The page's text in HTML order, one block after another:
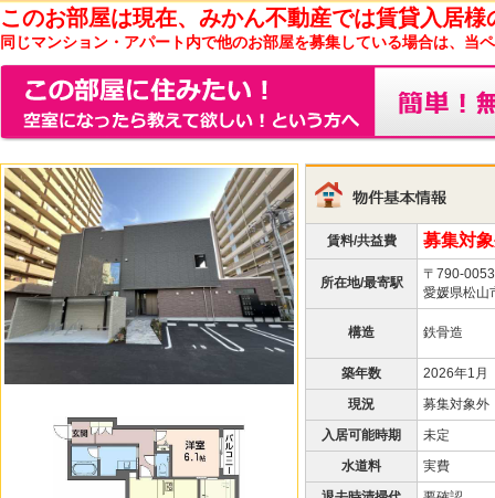
このお部屋は現在、みかん不動産では賃貸入居
同じマンション・アパート内で他のお部屋を募集している場合は、当
賃料/共益費 募集対
所在地/最寄駅
〒790-0053
愛媛県松山
構造 鉄骨造
築年数
2026年1
現況
募集対象外
入居可能時期
未定
水道料
実費